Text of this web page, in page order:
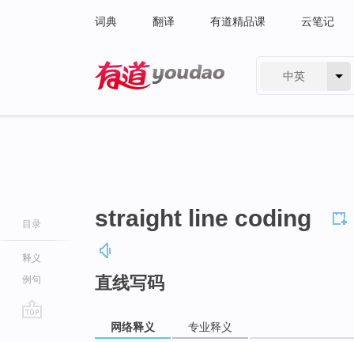
词典 翻译 有道精品课 云笔记
中英
目录
释义
例句
straight line coding
直线写码
网络释义 专业释义